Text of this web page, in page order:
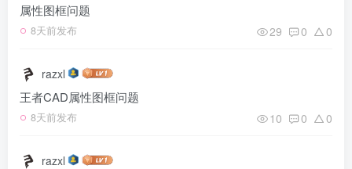
属性图框问题
8天前发布 29 0 0
razxl
王者CAD属性图框问题
8天前发布 10 0 0
razxl